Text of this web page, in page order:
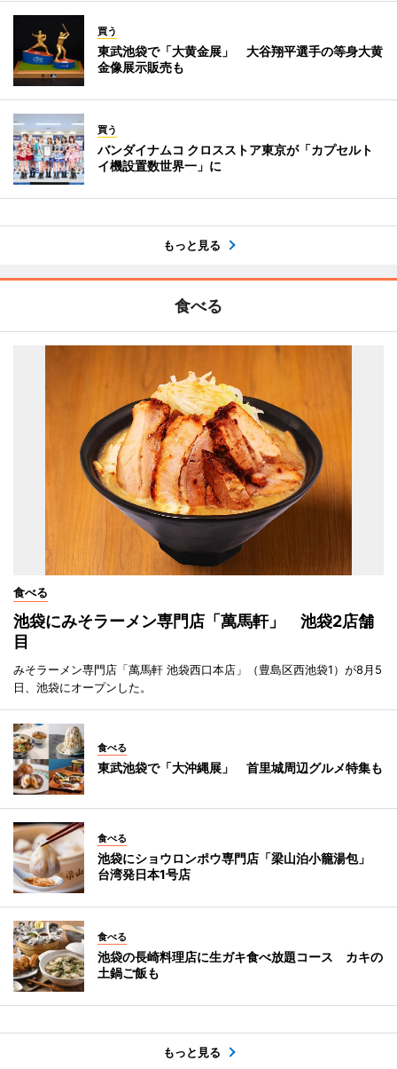
買う
東武池袋で「大黄金展」 大谷翔平選手の等身大黄
金像展示販売も
買う
バンダイナムコ クロスストア東京が「カプセルト
イ機設置数世界一」に
もっと見る
食べる
食べる
池袋にみそラーメン専門店「萬馬軒」 池袋2店舗
目
みそラーメン専門店「萬馬軒 池袋西口本店」（豊島区西池袋1）が8月5
日、池袋にオープンした。
食べる
東武池袋で「大沖縄展」 首里城周辺グルメ特集も
食べる
池袋にショウロンポウ専門店「梁山泊小籠湯包」
台湾発日本1号店
食べる
池袋の長崎料理店に生ガキ食べ放題コース カキの
土鍋ご飯も
もっと見る